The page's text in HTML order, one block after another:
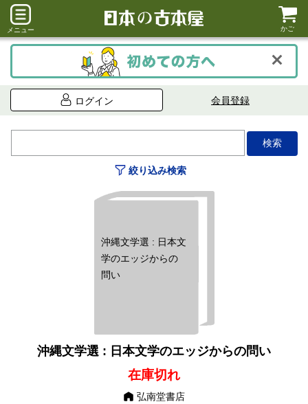
メニュー かご
ログイン 会員登録
絞り込み検索
沖縄文学選 : 日本文
学のエッジからの
問い
沖縄文学選 : 日本文学のエッジからの問い
在庫切れ
弘南堂書店